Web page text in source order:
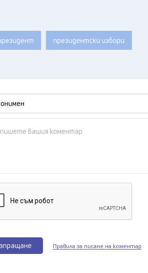
президентски избори
Правила за писане на коментар